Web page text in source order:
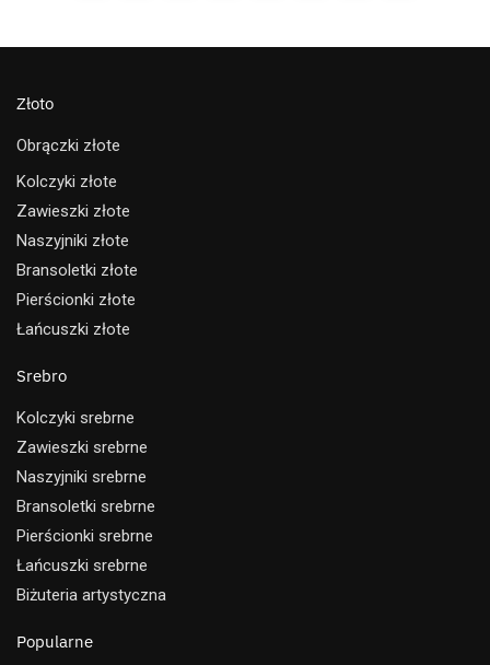
Złoto
Obrączki złote
Kolczyki złote
Zawieszki złote
Naszyjniki złote
Bransoletki złote
Pierścionki złote
Łańcuszki złote
Srebro
Kolczyki srebrne
Zawieszki srebrne
Naszyjniki srebrne
Bransoletki srebrne
Pierścionki srebrne
Łańcuszki srebrne
Biżuteria artystyczna
Popularne